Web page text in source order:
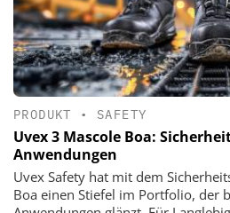
PRODUKT • SAFETY
Uvex 3 Mascole Boa:
Anwendungen
Uvex Safety hat mit dem
Boa einen Stiefel im Portfolio, der